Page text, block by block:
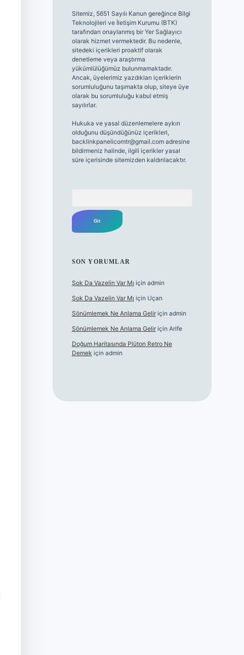
Sitemiz, 5651 Sayılı Kanun gereğince Bilgi
Teknolojileri ve İletişim Kurumu (BTK)
tarafından onaylanmış bir Yer Sağlayıcı
olarak hizmet vermektedir. Bu nedenle,
sitedeki içerikleri proaktif olarak
denetleme veya araştırma
yükümlülüğümüz bulunmamaktadır.
Ancak, üyelerimiz yazdıkları içeriklerin
sorumluluğunu taşımakta olup, siteye üye
olarak bu sorumluluğu kabul etmiş
sayılırlar.
Hukuka ve yasal düzenlemelere aykırı
olduğunu düşündüğünüz içerikleri,
backlinkpanelicomtr@gmail.comadresine
bildirmeniz halinde, ilgili içerikler yasal
süre içerisinde sitemizden kaldırılacaktır.
SON YORUMLAR
Şok Da Vazelin Var Mı için admin
Şok Da Vazelin Var Mı için Uçan
Sönümlemek Ne Anlama Geliriçin admin
Sönümlemek Ne Anlama Geliriçin Arife
Doğum Haritasında Plüton Retro Ne
Demek için admin